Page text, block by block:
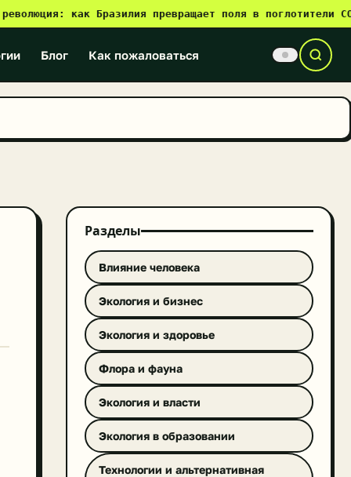
как Бразилия превращает поля в поглотители CO₂●✎
Блог Как пожаловаться
Разделы
Влияние человека
Экология и бизнес
Экология и здоровье
Флора и фауна
Экология и власти
Экология в образовании
Технологии и альтернативная